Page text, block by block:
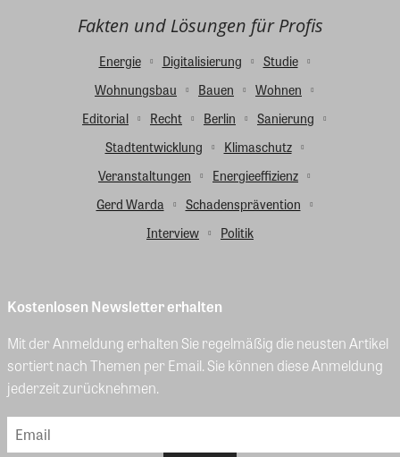
Fakten und Lösungen für Profis
Energie Digitalisierung
Studie
Wohnungsbau
Bauen
Wohnen
Editorial
Recht Berlin
Sanierung
Stadtentwicklung
Klimaschutz
Veranstaltungen
Energieeffizienz
Gerd Warda
Schadensprävention
Interview
Politik
Kostenlosen Newsletter erhalten
Mit der Anmeldung erhalten Sie regelmäßig die neusten Artikel
sortiert nach Themen per Email. Sie können diese Anmeldung
jederzeit zurücknehmen.